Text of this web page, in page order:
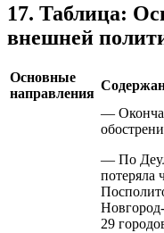
17. Таблица:
внешней
Основные
направления
—
— По
потеряла
29